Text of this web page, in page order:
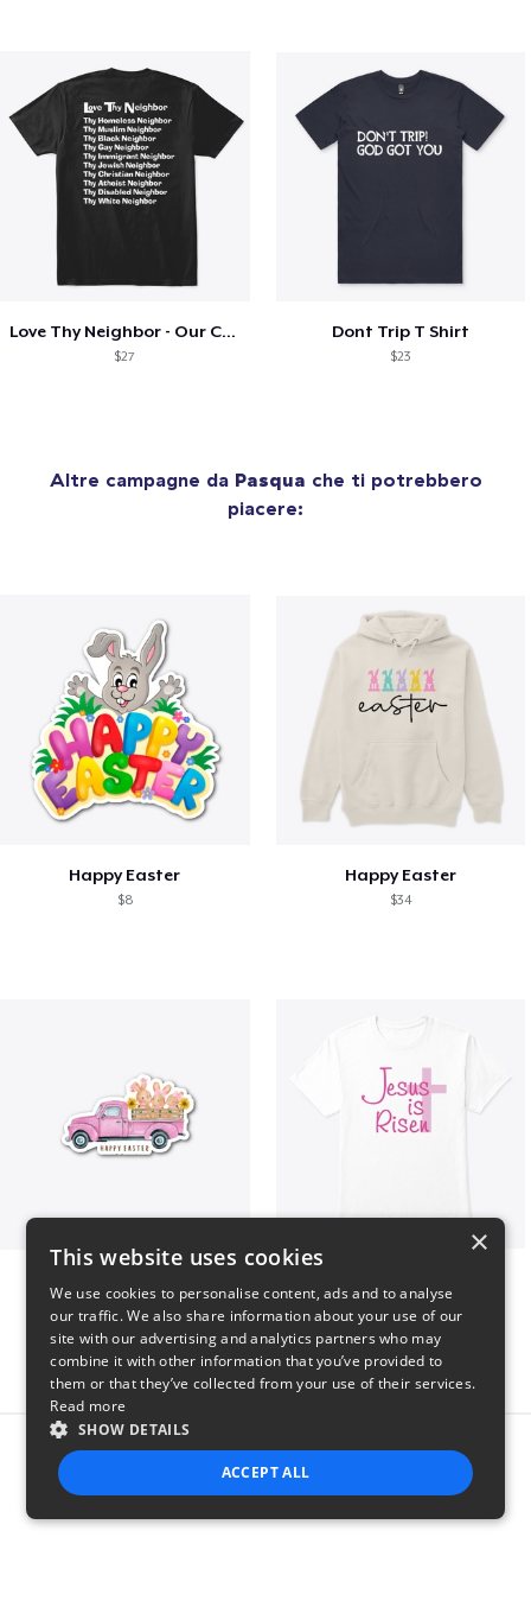
Love Thy Neighbor - Our Classic Design
$27
Dont Trip T Shirt
$23
Altre campagne da Pasqua che ti potrebbero
piacere:
Happy Easter
$8
Happy Easter
$34
$7 $5
Report this product
×
This website uses cookies
We use cookies to personalise content, ads and to analyse
our traffic. We also share information about your use of our
site with our advertising and analytics partners who may
combine it with other information that you’ve provided to
them or that they’ve collected from your use of their services.
Read more
SHOW DETAILS
ACCEPT ALL
STRICTLY NECESSARY PERFORMANCE